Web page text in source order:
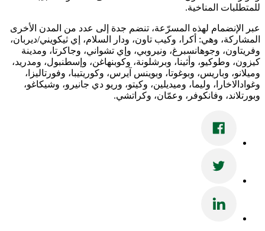
للمتطلبات المناخية.
عبر الإنضمام لهذه المسرّعة، تنضم جدة إلى عدد من المدن الأخرى
المشاركة، وهي: أكرا، وكيب تاون، ودار السلام، إي ثيكويني/ديربان،
وفريتاون، وجوهانسبرغ، ونيروبي، وإي تشواني، وجاكرتا، ومدينة
كيزون، وطوكيو، وأثينا، وبرشلونة، وكوبنهاغن، وإسطنبول، ومدريد،
وميلانو، وباريس، وبوغوتا، وبوينس آيرس، وكوريتيبا، وفورتاليزا،
وغوادالاخارا، وليما، وميديلين، وكيتو، وريو دي جانيرو، وشيكاغو،
وبورتلاند، وفانكوفر، وعمّان، وكراتشي.